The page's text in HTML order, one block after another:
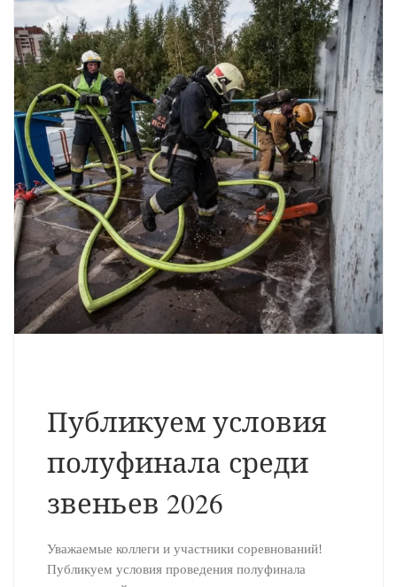
Публикуем условия
полуфинала среди
звеньев 2026
Уважаемые коллеги и участники соревнований!
Публикуем условия проведения полуфинала